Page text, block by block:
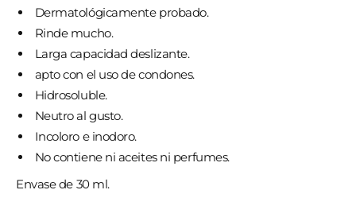
Dermatológicamente probado.
Rinde mucho.
Larga capacidad deslizante.
apto con el uso de condones.
Hidrosoluble.
Neutro al gusto.
Incoloro e inodoro.
No contiene ni aceites ni perfumes.
Envase de 30 ml.